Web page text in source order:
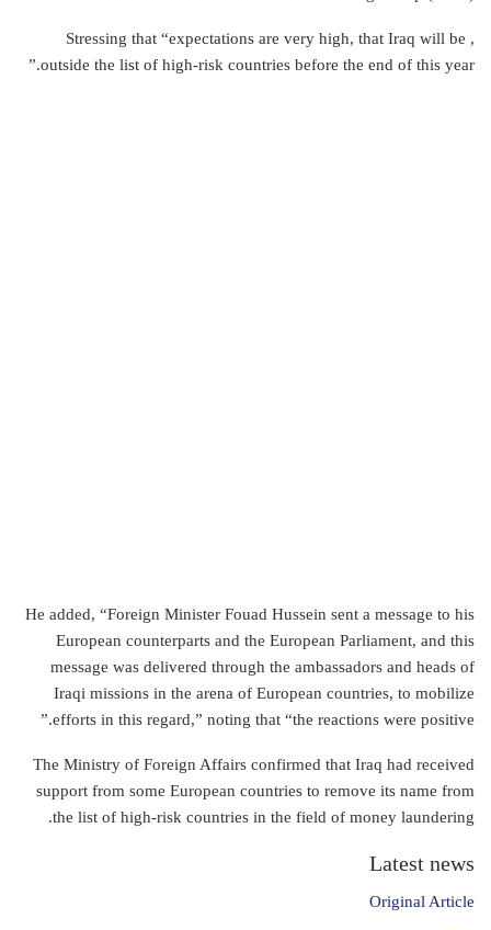
, Stressing that “expectations are very high, that Iraq will be
outside the list of high-risk countries before the end of this year.”
He added, “Foreign Minister Fouad Hussein sent a message to his
European counterparts and the European Parliament, and this
message was delivered through the ambassadors and heads of
Iraqi missions in the arena of European countries, to mobilize
efforts in this regard,” noting that “the reactions were positive.”
The Ministry of Foreign Affairs confirmed that Iraq had received
support from some European countries to remove its name from
the list of high-risk countries in the field of money laundering.
Latest news
Original Article